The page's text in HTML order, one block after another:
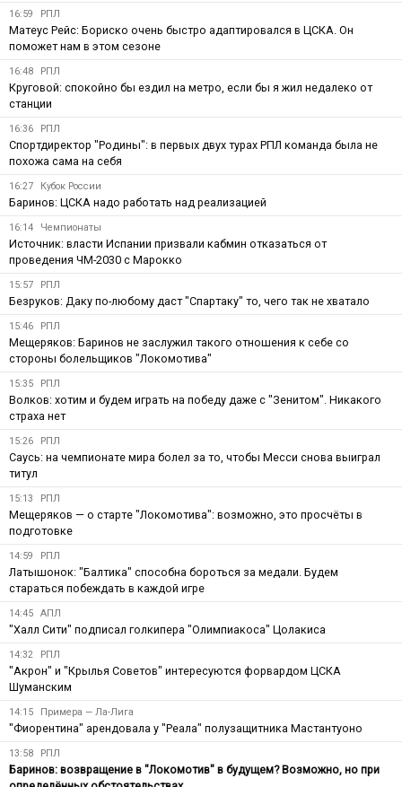
16:59 РПЛ
Матеус Рейс: Бориско очень быстро адаптировался в ЦСКА. Он
поможет нам в этом сезоне
16:48 РПЛ
Круговой: спокойно бы ездил на метро, если бы я жил недалеко от
станции
16:36 РПЛ
Спортдиректор "Родины": в первых двух турах РПЛ команда была не
похожа сама на себя
16:27 Кубок России
Баринов: ЦСКА надо работать над реализацией
16:14 Чемпионаты
Источник: власти Испании призвали кабмин отказаться от
проведения ЧМ-2030 с Марокко
15:57 РПЛ
Безруков: Даку по-любому даст "Спартаку" то, чего так не хватало
15:46 РПЛ
Мещеряков: Баринов не заслужил такого отношения к себе со
стороны болельщиков "Локомотива"
15:35 РПЛ
Волков: хотим и будем играть на победу даже с "Зенитом". Никакого
страха нет
15:26 РПЛ
Саусь: на чемпионате мира болел за то, чтобы Месси снова выиграл
титул
15:13 РПЛ
Мещеряков — о старте "Локомотива": возможно, это просчёты в
подготовке
14:59 РПЛ
Латышонок: "Балтика" способна бороться за медали. Будем
стараться побеждать в каждой игре
14:45 АПЛ
"Халл Сити" подписал голкипера "Олимпиакоса" Цолакиса
14:32 РПЛ
"Акрон" и "Крылья Советов" интересуются форвардом ЦСКА
Шуманским
14:15 Примера — Ла-Лига
"Фиорентина" арендовала у "Реала" полузащитника Мастантуоно
13:58 РПЛ
Баринов: возвращение в "Локомотив" в будущем? Возможно, но при